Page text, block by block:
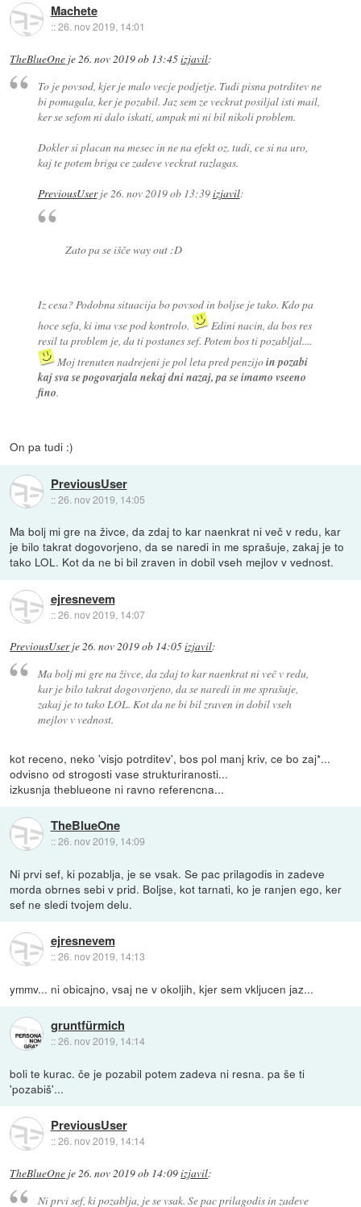
Machete
::26. nov 2019, 14:01
TheBlueOne je26. nov 2019 ob 13:45izjavil:
To je povsod, kjer je malo vecje podjetje. Tudi pisna potrditev ne
bi pomagala, ker je pozabil. Jaz sem ze veckrat posiljal isti mail,
ker se sefom ni dalo iskati, ampak mi ni bil nikoli problem.
Dokler si placan na mesec in ne na efekt oz. tudi, ce si na uro,
kaj te potem briga ce zadeve veckrat razlagas.
PreviousUserje 26. nov 2019 ob 13:39izjavil:
Zato pa se išče way out :D
Iz cesa? Podobna situacija bo povsod in boljse je tako. Kdo pa
hoce sefa, ki ima vse pod kontrolo.
Edini nacin, da bos res
resil ta problem je, da ti postanes sef. Potem bos ti pozabljal....
Moj trenuten nadrejeni je pol leta pred penzijoin pozabi
kaj sva se pogovarjala nekaj dni nazaj, pa se imamo vseeno
fino.
On pa tudi :)
PreviousUser
::26. nov 2019, 14:05
Ma bolj mi gre na živce, da zdaj to kar naenkrat ni več v redu, kar
je bilo takrat dogovorjeno, da se naredi in me sprašuje, zakaj je to
tako LOL. Kot da ne bi bil zraven in dobil vseh mejlov v vednost.
ejresnevem
::26. nov 2019, 14:07
PreviousUserje26. nov 2019 ob 14:05izjavil:
Ma bolj mi gre na živce, da zdaj to kar naenkrat ni več v redu,
kar je bilo takrat dogovorjeno, da se naredi in me sprašuje,
zakaj je to tako LOL. Kot da ne bi bil zraven in dobil vseh
mejlov v vednost.
kot receno, neko 'visjo potrditev', bos pol manj kriv, ce bo zaj*...
odvisno od strogosti vase strukturiranosti...
izkusnja theblueone ni ravno referencna...
TheBlueOne
::26. nov 2019, 14:09
Ni prvi sef, ki pozablja, je se vsak. Se pac prilagodis in zadeve
morda obrnes sebi v prid. Boljse, kot tarnati, ko je ranjen ego, ker
sef ne sledi tvojem delu.
ejresnevem
::26. nov 2019, 14:13
ymmv... ni obicajno, vsaj ne v okoljih, kjer sem vkljucen jaz...
gruntfürmich
::26. nov 2019, 14:14
boli te kurac. če je pozabil potem zadeva ni resna. pa še ti
'pozabiš'...
PreviousUser
::26. nov 2019, 14:14
TheBlueOne je26. nov 2019 ob 14:09izjavil:
Ni prvi sef, ki pozablja, je se vsak. Se pac prilagodis in zadeve